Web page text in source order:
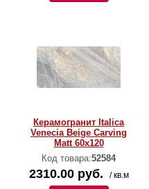
Керамогранит Italica
Venecia Beige Carving
Matt 60x120
Код товара:52584
2310.00 руб. / кв.м